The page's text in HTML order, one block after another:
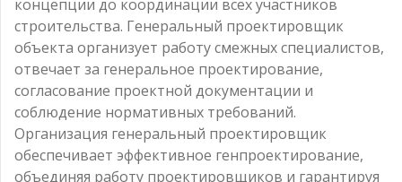
концепции до координации всех участников
строительства. Генеральный проектировщик
объекта организует работу смежных специалистов,
отвечает за генеральное проектирование,
согласование проектной документации и
соблюдение нормативных требований.
Организация генеральный проектировщик
обеспечивает эффективное генпроектирование,
объединяя работу проектировщиков и гарантируя